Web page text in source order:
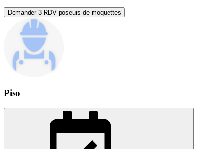
Demander 3 RDV poseurs de moquettes
Piso